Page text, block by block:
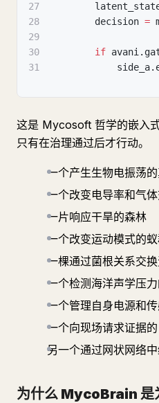
27
28
        decision
=
29
30
if avani .
31
            side_a
.
这是 Mycosoft 哲学的嵌入
只有在治理通过后才行动。
一个产生生物电振荡
一个改变电导率和气
一片响应干旱的森林
一个改变运动模式的
一棵通过菌根关系交
一个检测海洋声学压
一个管理自身电源和
一个向现场请求证据
另一个通过网状网络
为什么 MycoBrain 是